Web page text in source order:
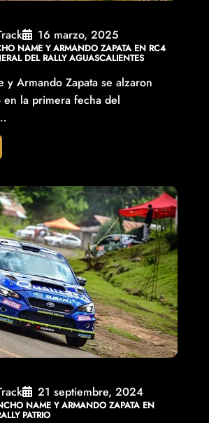
16 marzo, 2025
NAME Y ARMANDO ZAPATA EN RC4
DEL RALLY AGUASCALIENTES
y Armando Zapata se alzaron
la primera fecha del
21 septiembre, 2024
NAME Y ARMANDO ZAPATA EN
PATRIO